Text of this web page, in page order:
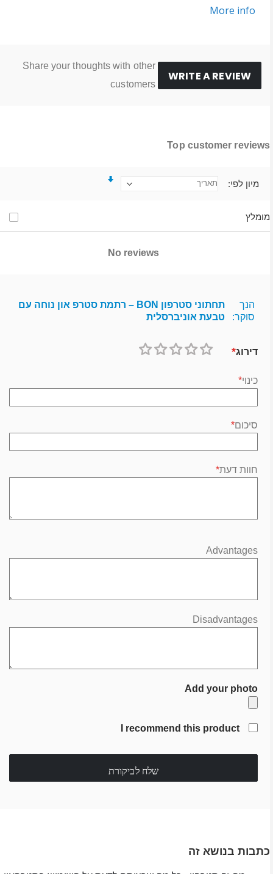
More info
WRITE A REVIEW
Share your thoughts with other
customers
Top customer reviews
מומלץ
מיון לפי
No reviews
הנך
סוקר:
תחתוני סטרפון BON – רתמת סטרפ און נוחה עם
טבעת אוניברסלית
דירוג
כינוי
סיכום
חוות דעת
Advantages
Disadvantages
Add your photo
I recommend this product
שלח לביקורת
כתבות בנושא זה